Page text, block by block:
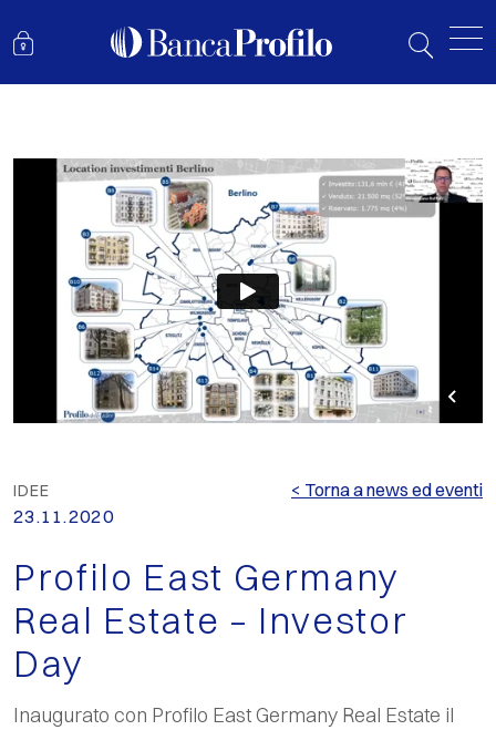
PROFILO EAST GERMANY REAL ESTATE – INVESTOR DAY
IDEE
23.11.2020
< Torna a news ed eventi
Profilo East Germany
Real Estate – Investor
Day
Inaugurato con Profilo East Germany Real Estate il